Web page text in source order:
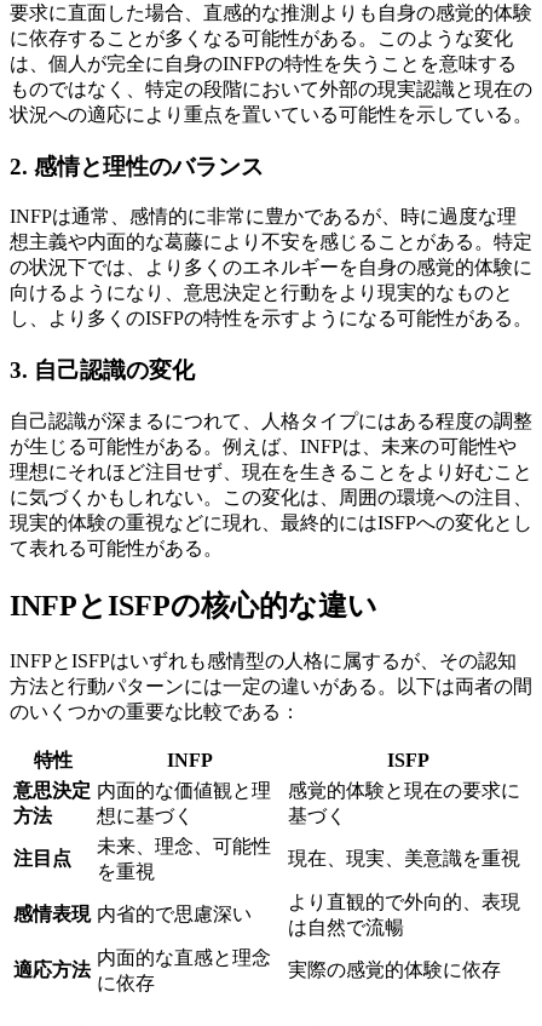
要求に直面した場合、直感的な推測よりも自身の感覚的体験
に依存することが多くなる可能性がある。このような変化
は、個人が完全に自身のINFPの特性を失うことを意味する
ものではなく、特定の段階において外部の現実認識と現在の
状況への適応により重点を置いている可能性を示している。
2. 感情と理性のバランス
INFPは通常、感情的に非常に豊かであるが、時に過度な理
想主義や内面的な葛藤により不安を感じることがある。特定
の状況下では、より多くのエネルギーを自身の感覚的体験に
向けるようになり、意思決定と行動をより現実的なものと
し、より多くのISFPの特性を示すようになる可能性がある。
3. 自己認識の変化
自己認識が深まるにつれて、人格タイプにはある程度の調整
が生じる可能性がある。例えば、INFPは、未来の可能性や
理想にそれほど注目せず、現在を生きることをより好むこと
に気づくかもしれない。この変化は、周囲の環境への注目、
現実的体験の重視などに現れ、最終的にはISFPへの変化とし
て表れる可能性がある。
INFPとISFPの核心的な違い
INFPとISFPはいずれも感情型の人格に属するが、その認知
方法と行動パターンには一定の違いがある。以下は両者の間
のいくつかの重要な比較である：
特性 INFP
ISFP
意思決定
方法
内面的な価値観と理
想に基づく
感覚的体験と現在の要求に
基づく
注目点
未来、理念、可能性
を重視
現在、現実、美意識を重視
感情表現 内省的で思慮深い
より直観的で外向的、表現
は自然で流暢
適応方法
内面的な直感と理念
に依存
実際の感覚的体験に依存